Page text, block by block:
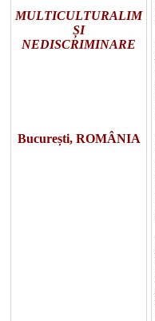
MULTICULTURALIM
ȘI
NEDISCRIMINARE
București, ROMÂNIA